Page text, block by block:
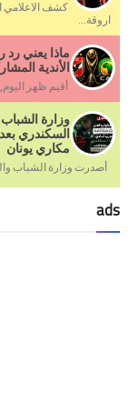
كشف الاعلامي
اروقة...
ماذا يعني
الأندية
أقيم ظهر
وزارة
السكندري
مكاري يونان
أصدرت وزارة الشباب
ads